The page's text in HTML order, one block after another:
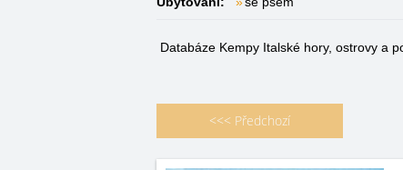
Databáze Kempy Italské hory, ostrovy a
<<< Předchozí